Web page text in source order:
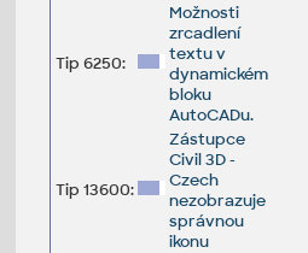
Tip 6250:
Možnosti
zrcadlení
textu v
dynamickém
bloku
AutoCADu.
Tip 13600:
Zástupce
Civil 3D -
Czech
nezobrazuje
správnou
ikonu